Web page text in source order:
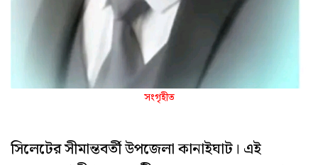
সংগৃহীত
সিলেটের সীমান্তবর্তী উপজেলা কানাইঘাট। এই